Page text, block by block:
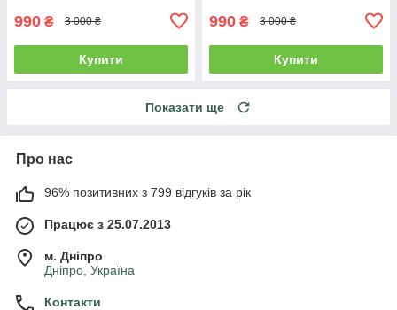
990 ₴ 3 000 ₴
Купити
990 ₴ 3 000 ₴
Купити
Показати ще
Про нас
96% позитивних з 799 відгуків за рік
Працює з 25.07.2013
м. Дніпро
Дніпро, Україна
Контакти